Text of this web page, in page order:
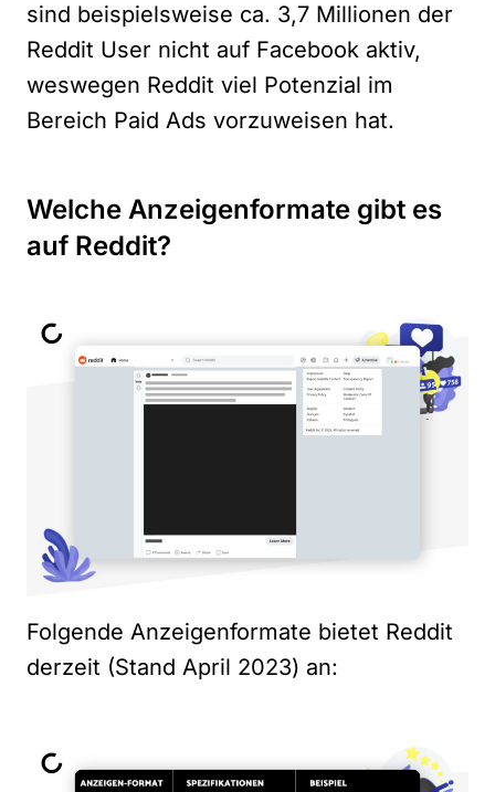
sind beispielsweise ca. 3,7 Millionen der
Reddit User nicht auf Facebook aktiv,
weswegen Reddit viel Potenzial im
Bereich Paid Ads vorzuweisen hat.
Welche Anzeigenformate gibt es
auf Reddit?
Folgende Anzeigenformate bietet Reddit
derzeit (Stand April 2023) an: